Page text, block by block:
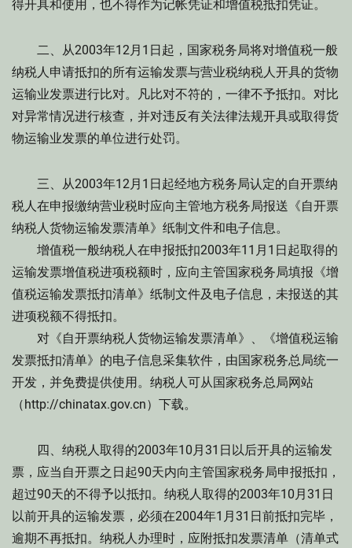
得开具和使用，也不得作为记帐凭证和增值税抵扣凭证。
二、从2003年12月1日起，国家税务局将对增值税一般
纳税人申请抵扣的所有运输发票与营业税纳税人开具的货物
运输业发票进行比对。凡比对不符的，一律不予抵扣。对比
对异常情况进行核查，并对违反有关法律法规开具或取得货
物运输业发票的单位进行处罚。
三、从2003年12月1日起经地方税务局认定的自开票纳
税人在申报缴纳营业税时应向主管地方税务局报送《自开票
纳税人货物运输发票清单》纸制文件和电子信息。
增值税一般纳税人在申报抵扣2003年11月1日起取得的
运输发票增值税进项税额时，应向主管国家税务局填报《增
值税运输发票抵扣清单》纸制文件及电子信息，未报送的其
进项税额不得抵扣。
对《自开票纳税人货物运输发票清单》、《增值税运输
发票抵扣清单》的电子信息采集软件，由国家税务总局统一
开发，并免费提供使用。纳税人可从国家税务总局网站
（http://chinatax.gov.cn）下载。
四、纳税人取得的2003年10月31日以后开具的运输发
票，应当自开票之日起90天内向主管国家税务局申报抵扣，
超过90天的不得予以抵扣。纳税人取得的2003年10月31日
以前开具的运输发票，必须在2004年1月31日前抵扣完毕，
逾期不再抵扣。纳税人办理时，应附抵扣发票清单（清单式